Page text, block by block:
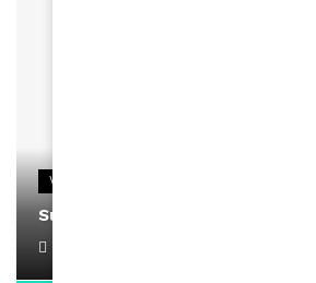
VIDEOS
Support Black Business Wee-kend